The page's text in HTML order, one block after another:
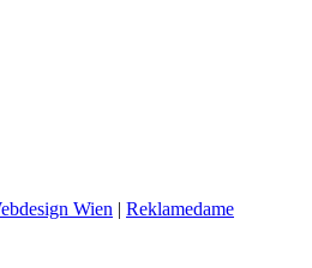
Wien | Reklamedame